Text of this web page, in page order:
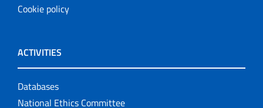
Cookie policy
ACTIVITIES
Databases
National Ethics Committee